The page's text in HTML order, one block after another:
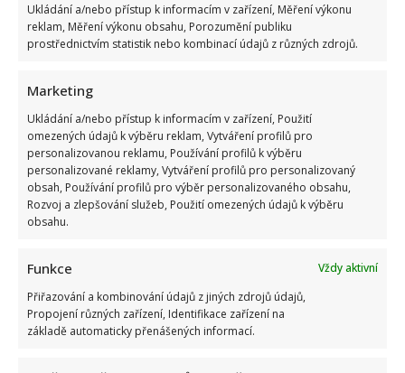
Ukládání a/nebo přístup k informacím v zařízení, Měření výkonu
reklam, Měření výkonu obsahu, Porozumění publiku
prostřednictvím statistik nebo kombinací údajů z různých zdrojů.
Marketing
Ukládání a/nebo přístup k informacím v zařízení, Použití
omezených údajů k výběru reklam, Vytváření profilů pro
personalizovanou reklamu, Používání profilů k výběru
personalizované reklamy, Vytváření profilů pro personalizovaný
obsah, Používání profilů pro výběr personalizovaného obsahu,
Rozvoj a zlepšování služeb, Použití omezených údajů k výběru
obsahu.
Funkce
Vždy aktivní
Přiřazování a kombinování údajů z jiných zdrojů údajů,
Propojení různých zařízení, Identifikace zařízení na
základě automaticky přenášených informací.